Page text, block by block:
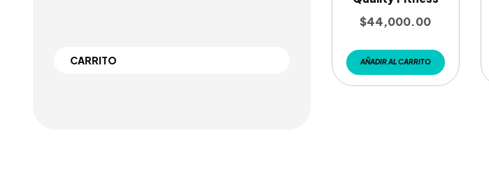
$44,000.00
AÑADIR AL CARRITO
CARRITO